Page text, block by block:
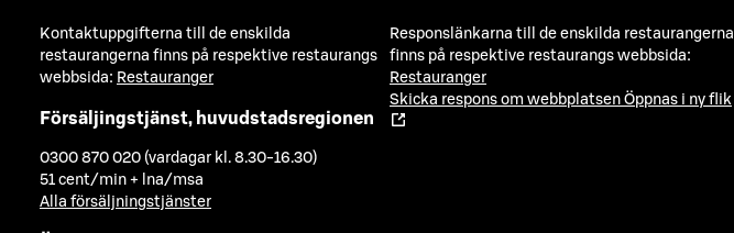
Kontaktuppgifterna till de enskilda
restaurangerna finns på respektive restaurangs
webbsida: Restauranger
Försäljingstjänst, huvudstadsregionen
0300 870 020 (vardagar kl. 8.30-16.30)
51 cent/min + lna/msa
Alla försäljningstjänster
Responslänkarna till de enskilda restaurangerna
finns på respektive restaurangs webbsida:
Restauranger
Skicka respons om webbplatsen Öppnas i ny flik